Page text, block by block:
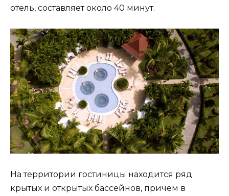
отель, составляет около 40 минут.
На территории гостиницы находится ряд
крытых и открытых бассейнов, причем в